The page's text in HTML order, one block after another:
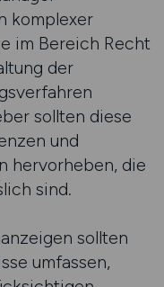
komplexer
im Bereich Recht
der
sollten diese
und
hervorheben, die
sind.
sollten
umfassen,